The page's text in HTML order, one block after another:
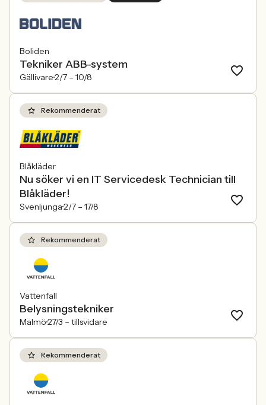
Boliden
Tekniker ABB-system
Gällivare2/7 – 10/8
Rekommenderat
Blåkläder
Nu söker vi en IT Servicedesk Technician till
Blåkläder!
Svenljunga2/7 – 17/8
Rekommenderat
Vattenfall
Belysningstekniker
Malmö27/3 – tillsvidare
Rekommenderat